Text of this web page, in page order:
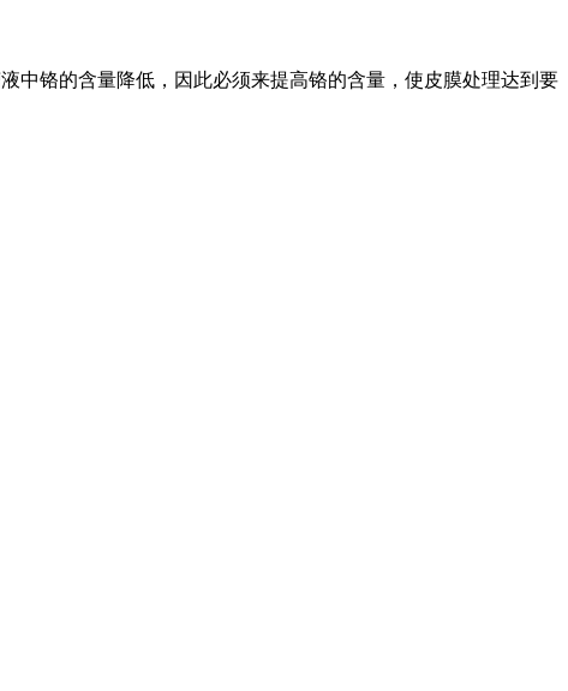
中铬的含量降低，因此必须来提高铬的含量，使皮膜处理达到要